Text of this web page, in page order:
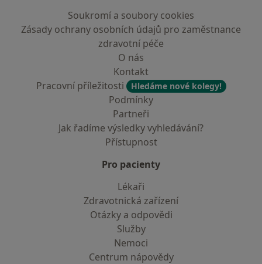
Soukromí a soubory cookies
Zásady ochrany osobních údajů pro zaměstnance
zdravotní péče
O nás
Kontakt
Pracovní příležitosti
Hledáme nové kolegy!
Podmínky
Partneři
Jak řadíme výsledky vyhledávání?
Přístupnost
Pro pacienty
Lékaři
Zdravotnická zařízení
Otázky a odpovědi
Služby
Nemoci
Centrum nápovědy